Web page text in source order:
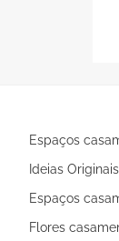
Espaços
Ideias
Espaços
Flores